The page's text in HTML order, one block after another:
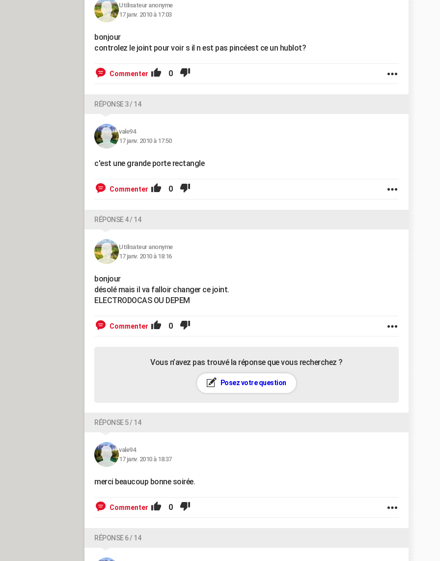
Utilisateur anonyme
17 janv. 2010 à 17:03
bonjour
controlez le joint pour voir s il n est pas pincéest ce un hublot?
Commenter 0
RÉPONSE 3 / 14
vale94
17 janv. 2010 à 17:50
c'est une grande porte rectangle
Commenter 0
RÉPONSE 4 / 14
Utilisateur anonyme
17 janv. 2010 à 18:16
bonjour
désolé mais il va falloir changer ce joint.
ELECTRODOCAS OU DEPEM
Commenter 0
Vous n’avez pas trouvé la réponse que vous recherchez ?
Posez votre question
RÉPONSE 5 / 14
vale94
17 janv. 2010 à 18:37
merci beaucoup bonne soirée.
Commenter 0
RÉPONSE 6 / 14